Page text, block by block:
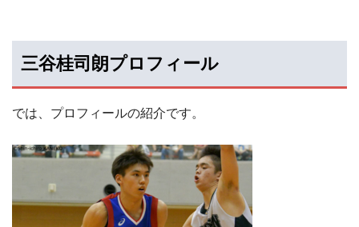
三谷桂司朗プロフィール
では、プロフィールの紹介です。